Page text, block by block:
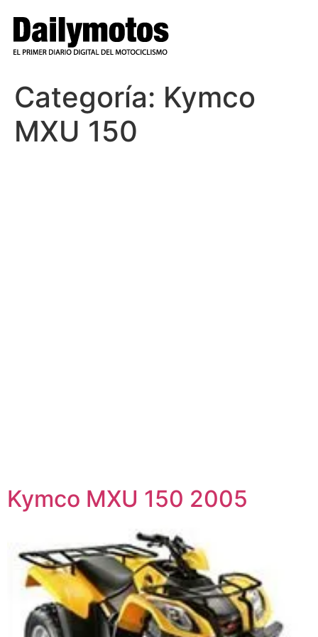
contenido
Categoría: Kymco
MXU 150
Kymco MXU 150 2005